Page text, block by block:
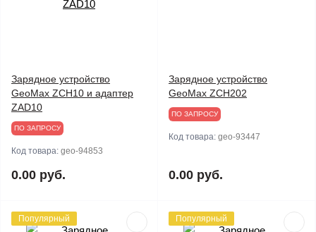
Зарядное устройство
GeoMax ZCH10 и адаптер
ZAD10
ПО ЗАПРОСУ
Код товара: geo-94853
0.00 руб.
Зарядное устройство
GeoMax ZCH202
ПО ЗАПРОСУ
Код товара: geo-93447
0.00 руб.
Популярный Популярный